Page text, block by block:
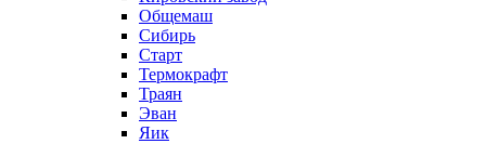
Общемаш
Сибирь
Старт
Термокрафт
Траян
Эван
Яик